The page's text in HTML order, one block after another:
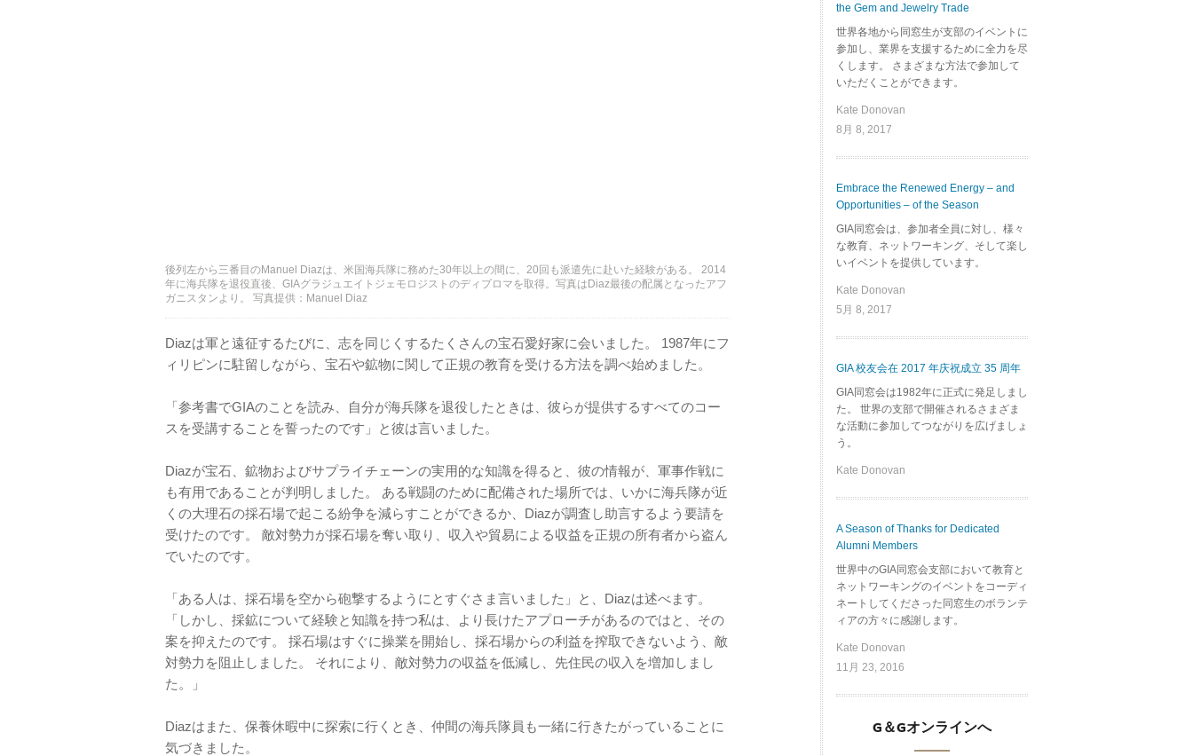
後列左から三番目のManuel Diazは、米国海兵隊に務めた30年以上の間に、20回も派遣先に赴いた経験がある。 2014
年に海兵隊を退役直後、GIAグラジュエイトジェモロジストのディプロマを取得。写真はDiaz最後の配属となったアフ
ガニスタンより。 写真提供：Manuel Diaz
Diazは軍と遠征するたびに、志を同じくするたくさんの宝石愛好家に会いました。 1987年にフ
ィリピンに駐留しながら、宝石や鉱物に関して正規の教育を受ける方法を調べ始めました。
「参考書でGIAのことを読み、自分が海兵隊を退役したときは、彼らが提供するすべてのコー
スを受講することを誓ったのです」と彼は言いました。
Diazが宝石、鉱物およびサプライチェーンの実用的な知識を得ると、彼の情報が、軍事作戦に
も有用であることが判明しました。 ある戦闘のために配備された場所では、いかに海兵隊が近
くの大理石の採石場で起こる紛争を減らすことができるか、Diazが調査し助言するよう要請を
受けたのです。 敵対勢力が採石場を奪い取り、収入や貿易による収益を正規の所有者から盗ん
でいたのです。
「ある人は、採石場を空から砲撃するようにとすぐさま言いました」と、Diazは述べます。
「しかし、採鉱について経験と知識を持つ私は、より長けたアプローチがあるのではと、その
案を抑えたのです。 採石場はすぐに操業を開始し、採石場からの利益を搾取できないよう、敵
対勢力を阻止しました。 それにより、敵対勢力の収益を低減し、先住民の収入を増加しまし
た。」
Diazはまた、保養休暇中に探索に行くとき、仲間の海兵隊員も一緒に行きたがっていることに
気づきました。
the Gem and Jewelry Trade
世界各地から同窓生が支部のイベントに
参加し、業界を支援するために全力を尽
くします。 さまざまな方法で参加して
いただくことができます。
Kate Donovan
8月 8, 2017
Embrace the Renewed Energy – and
Opportunities – of the Season
GIA同窓会は、参加者全員に対し、様々
な教育、ネットワーキング、そして楽し
いイベントを提供しています。
Kate Donovan
5月 8, 2017
GIA 校友会在 2017 年庆祝成立 35 周年
GIA同窓会は1982年に正式に発足しまし
た。 世界の支部で開催されるさまざま
な活動に参加してつながりを広げましょ
う。
Kate Donovan
A Season of Thanks for Dedicated
Alumni Members
世界中のGIA同窓会支部において教育と
ネットワーキングのイベントをコーディ
ネートしてくださった同窓生のボランテ
ィアの方々に感謝します。
Kate Donovan
11月 23, 2016
G＆Gオンラインへ